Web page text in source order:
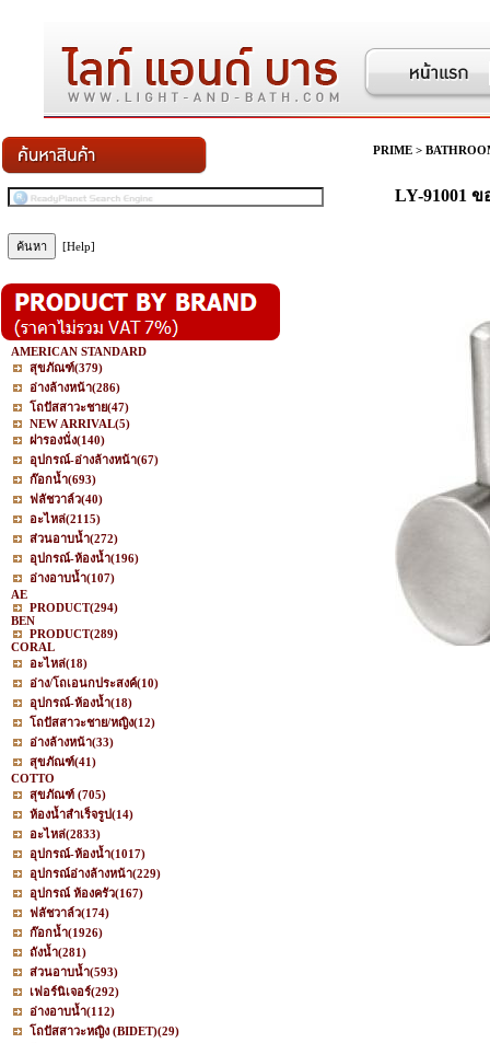
[Help]
AMERICAN STANDARD
สุขภัณฑ์(379)
อ่างล้างหน้า(286)
โถปัสสาวะชาย(47)
NEW ARRIVAL(5)
ฝารองนั่ง(140)
อุปกรณ์-อ่างล้างหน้า(67)
ก๊อกน้ำ(693)
ฟลัชวาล์ว(40)
อะไหล่(2115)
ส่วนอาบน้ำ(272)
อุปกรณ์-ห้องน้ำ(196)
อ่างอาบน้ำ(107)
AE
PRODUCT(294)
BEN
PRODUCT(289)
CORAL
อะไหล่(18)
อ่าง/โถเอนกประสงค์(10)
อุปกรณ์-ห้องน้ำ(18)
โถปัสสาวะชาย/หญิง(12)
อ่างล้างหน้า(33)
สุขภัณฑ์(41)
COTTO
สุขภัณฑ์ (705)
ห้องน้ำสำเร็จรูป(14)
อะไหล่(2833)
อุปกรณ์-ห้องน้ำ(1017)
อุปกรณ์อ่างล้างหน้า(229)
อุปกรณ์ ห้องครัว(167)
ฟลัชวาล์ว(174)
ก๊อกน้ำ(1926)
ถังน้ำ(281)
ส่วนอาบน้ำ(593)
เฟอร์นิเจอร์(292)
อ่างอาบน้ำ(112)
โถปัสสาวะหญิง (BIDET)(29)
PRIME >
LY-91001